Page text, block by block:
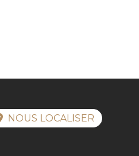
NOUS LOCALISER